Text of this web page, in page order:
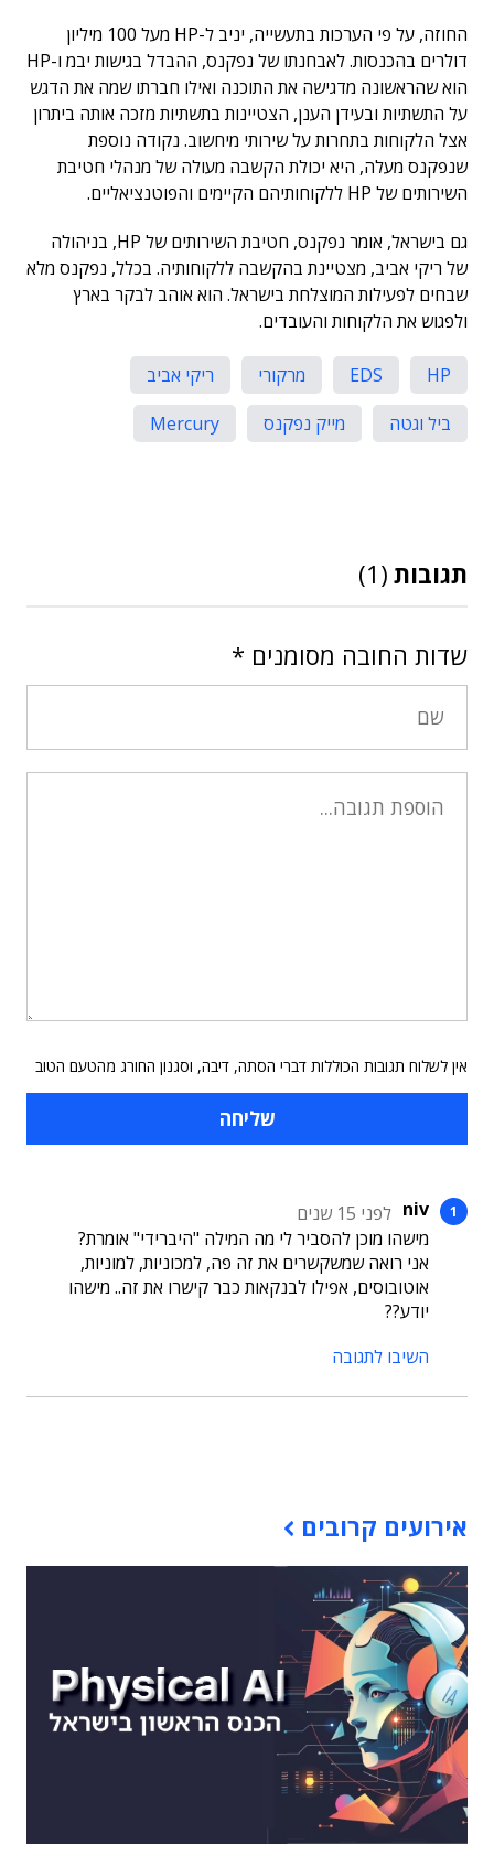
החוזה, על פי הערכות בתעשייה, יניב ל-HP מעל 100 מיליון
דולרים בהכנסות. לאבחנתו של נפקנס, ההבדל בגישות יבמ ו-HP
הוא שהראשונה מדגישה את התוכנה ואילו חברתו שמה את הדגש
על התשתיות ובעידן הענן, הצטיינות בתשתיות מזכה אותה ביתרון
אצל הלקוחות בתחרות על שירותי מיחשוב. נקודה נוספת
שנפקנס מעלה, היא יכולת הקשבה מעולה של מנהלי חטיבת
השירותים של HP ללקוחותיהם הקיימים והפוטנציאליים.
גם בישראל, אומר נפקנס, חטיבת השירותים של HP, בניהולה
של ריקי אביב, מצטיינת בהקשבה ללקוחותיה. בכלל, נפקנס מלא
שבחים לפעילות המוצלחת בישראל. הוא אוהב לבקר בארץ
ולפגוש את הלקוחות והעובדים.
HP
EDS מרקורי
ריקי אביב
ביל וגטה
מייק נפקנס Mercury
תגובות (1)
שדות החובה מסומנים *
אין לשלוח תגובות הכוללות דברי הסתה, דיבה, וסגנון החורג מהטעם הטוב
niv לפני 15 שנים
מישהו מוכן להסביר לי מה המילה "היברידי" אומרת?
אני רואה שמשקשרים את זה פה, למכוניות, למוניות,
אוטובוסים, אפילו לבנקאות כבר קישרו את זה.. מישהו
יודע??
השיבו לתגובה
אירועים קרובים